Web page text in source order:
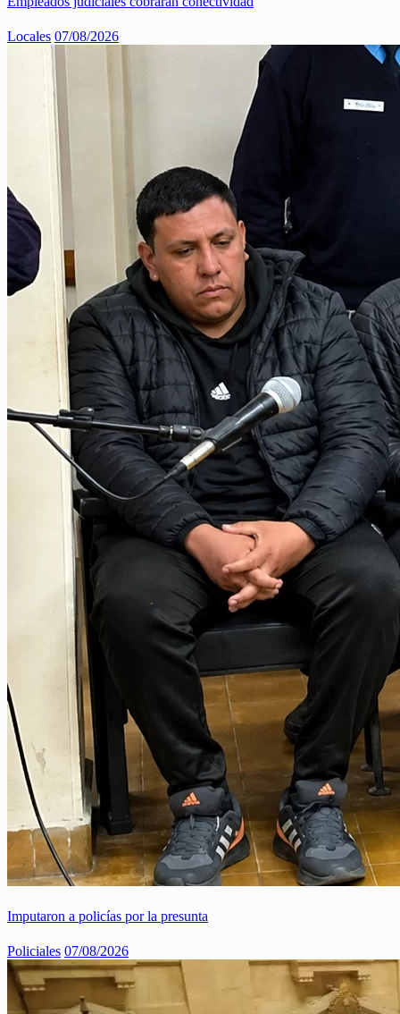
Locales 07/08/2026
Imputaron a policías por la presunta
Policiales 07/08/2026